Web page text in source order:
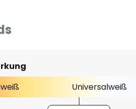
Universalweiß